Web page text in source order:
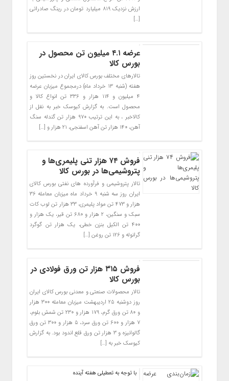
ارزش نزدیک ۸۱۹ میلیارد تومان در رینگ صادراتی
[…]
عرضه ۴.۱ میلیون تن محصول در
بورس کالا
تالارهای مختلف بورس کالای ایران در نخستین روز
هفته (شنبه ۱۳ خرداد ماه) درمجموع میزبان عرضه
۴ میلیون و ۱۱۴ هزار و ۳۳۶ تن انواع کالا و
محصول است. به گزارش کیوسک خبر به نقل از
کالاخبر ، به این ترتیب ۹۷۰ هزار تن گندله سنگ
آهن، ۱۴۰ هزار تن آهن اسفنجی، ۲۱ هزار و […]
فروش ۷۴ هزار تنی پلیمری‌ها و
پتروشیمی‌ها در بورس کالا
تالار پتروشیمی و فرآورده های نفتی بورس کالای
ایران روز سه شنبه ۹ خرداد ماه میزبان معامله ۳۶
هزار و ۴۷۳ تن مواد پلیمری، ۳۳ هزار تن لوب کات
سبک و سنگین، ۲ هزار و ۶۸۰ تن قیر، یک هزار و
۴۰۰ تن الکیل بنزن خطی، یک هزار تن گوگرد
گرانوله و ۱۲۶ تن روغن […]
فروش ۳۱۵ هزار تن ورق فولادی در
بورس کالا
تالار محصولات صنعتی و معدنی بورس کالای ایران
روز دوشنبه ۲۵ اردیبهشت میزبان معامله ۳۰۰ هزار
و ۸۰ تن ورق گرم، ۱۷۹ هزار و ۲۳۰ تن شمش بلوم،
۷ هزار و ۶۰۰ تن ورق سرد، ۵ هزار و ۳۰۰ تن ورق
گالوانیزه و ۳ هزار تن ورق قلع اندود بود. به گزارش
کیوسک خبر به […]
با توجه به تعطیلی هفته آینده